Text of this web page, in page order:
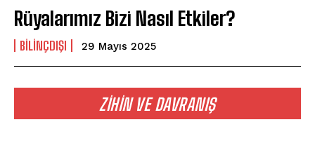
Rüyalarımız Bizi Nasıl Etkiler?
BILINÇDIŞI 29 Mayıs 2025
ZIHIN VE DAVRANIŞ